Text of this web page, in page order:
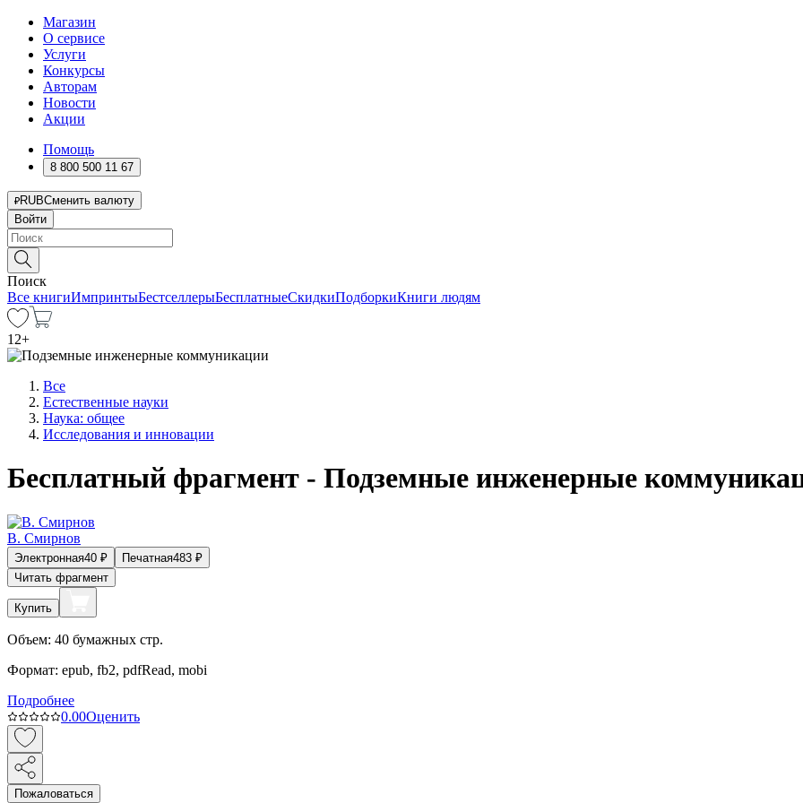
Магазин
О сервисе
Услуги
Конкурсы
Авторам
Новости
Акции
Помощь
8 800 500 11 67
RUBСменить валюту
Войти
Поиск
Все книгиИмпринтыБестселлерыБесплатныеСкидкиПодборкиКниги людям
12+
Все
Естественные науки
Наука: общее
Исследования и инновации
Бесплатный фрагмент - Подземные инженерные
В. Смирнов
Электронная40 ₽ Печатная483 ₽
Читать фрагмент
Купить
Объем: 40 бумажных стр.
Формат: epub, fb2, pdfRead, mobi
Подробнее
0.00Оценить
Пожаловаться